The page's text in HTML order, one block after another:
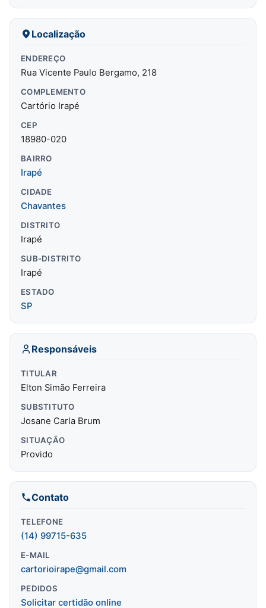
Localização
ENDEREÇO
Rua Vicente Paulo Bergamo, 218
COMPLEMENTO
Cartório Irapé
CEP
18980-020
BAIRRO
Irapé
CIDADE
Chavantes
DISTRITO
Irapé
SUB-DISTRITO
Irapé
ESTADO
SP
Responsáveis
TITULAR
Elton Simão Ferreira
SUBSTITUTO
Josane Carla Brum
SITUAÇÃO
Provido
Contato
TELEFONE
(14) 99715-635
E-MAIL
cartorioirape@gmail.com
PEDIDOS
Solicitar certidão online